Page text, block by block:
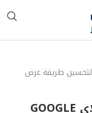
تحديث جديد فى واجهة جوجل بلاى Google Play لتحسين طريقة عرض
تحديث جديد فى واجهة جوجل بلاى GOOGLE